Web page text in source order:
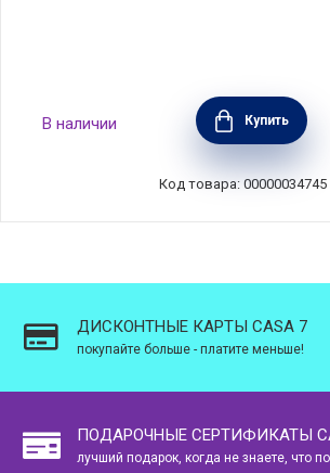
Ланчбокс Make & Take плоский
см, мятно-голубой, пластик,
202926
В наличии Купить
Код товара: 00000034745
ДИСКОНТНЫЕ КАРТЫ CASA 7
покупайте больше - платите меньше!
ПОДАРОЧНЫЕ СЕРТИФИКАТЫ
лучший подарок, когда не знаете, что